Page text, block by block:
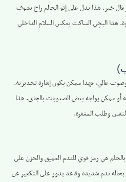
خير. هذا يدل على إنو الحالم راح يشوف
هذا البچي الساكت يعكس السلام الداخلي
عالي، فهذا ممكن يكون إشارة تحذيرية.
أو ممكن يواجه بعض الصعوبات بالجاي. هذا
وطلب المغفرة.
هي رمز قوي للندم العميق والحزن على
بحالة ندم شديدة وقاعد يدور على التكفير عن